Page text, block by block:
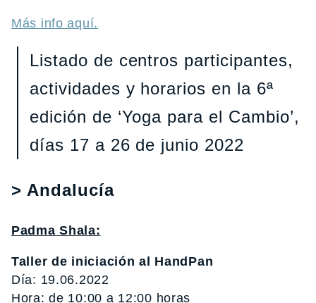
Más info aquí.
Listado de centros participantes,
actividades y horarios en la 6ª
edición de ‘Yoga para el Cambio’,
días 17 a 26 de junio 2022
> Andalucía
Padma Shala:
Taller de iniciación al HandPan
Día: 19.06.2022
Hora: de 10:00 a 12:00 horas